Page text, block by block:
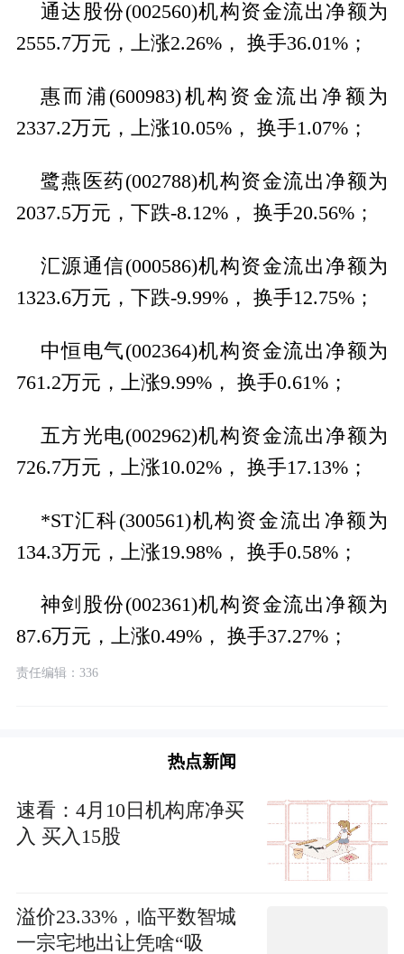
通达股份(002560)机构资金流出净额为
2555.7万元，上涨2.26%， 换手36.01%；
惠而浦(600983)机构资金流出净额为
2337.2万元，上涨10.05%， 换手1.07%；
鹭燕医药(002788)机构资金流出净额为
2037.5万元，下跌-8.12%， 换手20.56%；
汇源通信(000586)机构资金流出净额为
1323.6万元，下跌-9.99%， 换手12.75%；
中恒电气(002364)机构资金流出净额为
761.2万元，上涨9.99%， 换手0.61%；
五方光电(002962)机构资金流出净额为
726.7万元，上涨10.02%， 换手17.13%；
*ST汇科(300561)机构资金流出净额为
134.3万元，上涨19.98%， 换手0.58%；
神剑股份(002361)机构资金流出净额为
87.6万元，上涨0.49%， 换手37.27%；
责任编辑：336
热点新闻
速看：4月10日机构席净买
入 买入15股
溢价23.33%，临平数智城
一宗宅地出让凭啥“吸